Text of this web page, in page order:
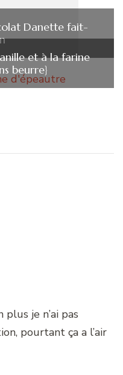
Danette fait-
et à la farine
beurre}
plus je n’ai pas
pourtant ça a l’air